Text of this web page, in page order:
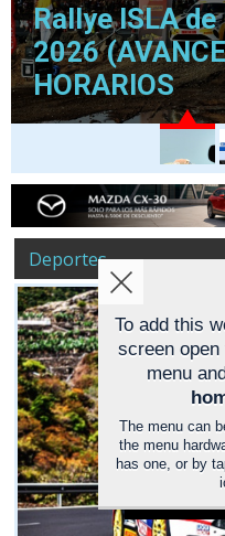
Rallye ISLA de
2026
HORARIOS
R
l
e
I
L
A
d
L
O
Deportes
Aviso
Utilizamos
de cookies y
Política de
To add this
screen
menu
The menu can
the menu
has one, or by